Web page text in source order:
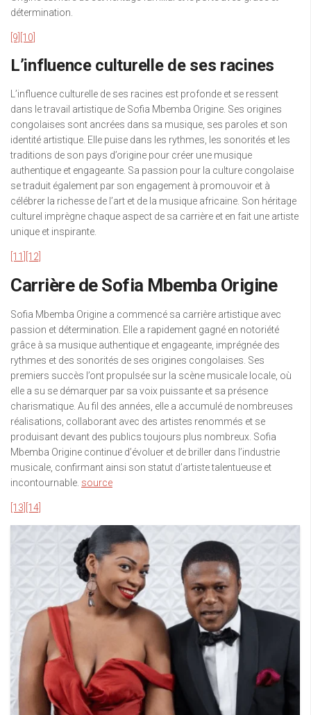
détermination.
[9] [10]
L’influence culturelle de ses racines
L’influence culturelle de ses racines est profonde et se ressent
dans le travail artistique de Sofia Mbemba Origine. Ses origines
congolaises sont ancrées dans sa musique, ses paroles et son
identité artistique. Elle puise dans les rythmes, les sonorités et les
traditions de son pays d’origine pour créer une musique
authentique et engageante. Sa passion pour la culture congolaise
se traduit également par son engagement à promouvoir et à
célébrer la richesse de l’art et de la musique africaine. Son héritage
culturel imprègne chaque aspect de sa carrière et en fait une artiste
unique et inspirante.
[11] [12]
Carrière de Sofia Mbemba Origine
Sofia Mbemba Origine a commencé sa carrière artistique avec
passion et détermination. Elle a rapidement gagné en notoriété
grâce à sa musique authentique et engageante, imprégnée des
rythmes et des sonorités de ses origines congolaises. Ses
premiers succès l’ont propulsée sur la scène musicale locale, où
elle a su se démarquer par sa voix puissante et sa présence
charismatique. Au fil des années, elle a accumulé de nombreuses
réalisations, collaborant avec des artistes renommés et se
produisant devant des publics toujours plus nombreux. Sofia
Mbemba Origine continue d’évoluer et de briller dans l’industrie
musicale, confirmant ainsi son statut d’artiste talentueuse et
incontournable. source
[13] [14]